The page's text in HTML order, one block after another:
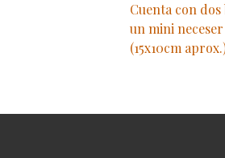
Cuenta con
un mini
(15x10cm